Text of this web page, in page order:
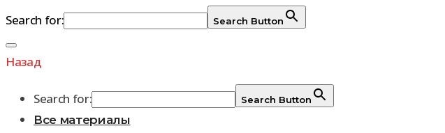
Search for: Search Button
Перейти
к
Назад
Search for: Search Button
Все материалы